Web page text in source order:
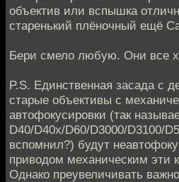
объектив или вспышка
старенький плёночный ещё
Бери смело любую. Они все
P.S. Единственная засада с
старые объективы с
автофокусировки (так
D40/D40x/D60/D3000/D3100/
вспомнил?) будут
приводом механическим эти
Однако преувеличивать